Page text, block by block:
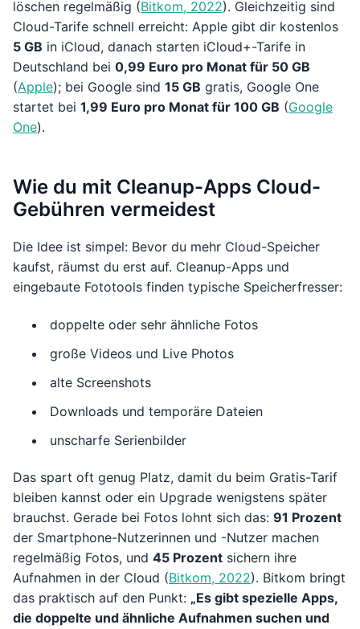
löschen regelmäßig (Bitkom, 2022). Gleichzeitig sind
Cloud-Tarife schnell erreicht: Apple gibt dir kostenlos
5 GB in iCloud, danach starten iCloud+-Tarife in
Deutschland bei 0,99 Euro pro Monat für 50 GB
(Apple); bei Google sind 15 GB gratis, Google One
startet bei 1,99 Euro pro Monat für 100 GB (Google
One).
Wie du mit Cleanup-Apps Cloud-
Gebühren vermeidest
Die Idee ist simpel: Bevor du mehr Cloud-Speicher
kaufst, räumst du erst auf. Cleanup-Apps und
eingebaute Fototools finden typische Speicherfresser:
doppelte oder sehr ähnliche Fotos
große Videos und Live Photos
alte Screenshots
Downloads und temporäre Dateien
unscharfe Serienbilder
Das spart oft genug Platz, damit du beim Gratis-Tarif
bleiben kannst oder ein Upgrade wenigstens später
brauchst. Gerade bei Fotos lohnt sich das: 91 Prozent
der Smartphone-Nutzerinnen und -Nutzer machen
regelmäßig Fotos, und 45 Prozent sichern ihre
Aufnahmen in der Cloud (Bitkom, 2022). Bitkom bringt
das praktisch auf den Punkt: „Es gibt spezielle Apps,
die doppelte und ähnliche Aufnahmen suchen und